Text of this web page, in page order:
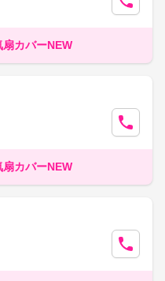
カバーNEW
カバーNEW